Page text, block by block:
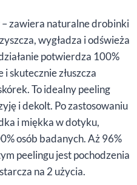
– zawiera naturalne drobinki
wygładza i odświeża
potwierdza 100%
skutecznie złuszcza
To idealny peeling
i dekolt. Po zastosowaniu
i miękka w dotyku,
osób badanych. Aż 96%
peelingu jest pochodzenia
na 2 użycia.